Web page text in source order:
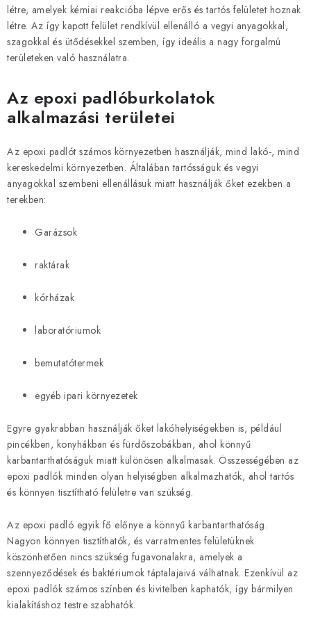
a
i
r
á
y
í
á
s
e
létre, amelyek kémiai reakcióba lépve erős és tartós felületet hoznak
létre. Az így kapott felület rendkívül ellenálló a vegyi anyagokkal,
szagokkal és ütődésekkel szemben, így ideális a nagy forgalmú
területeken való használatra.
Az epoxi padlóburkolatok
alkalmazási területei
Az epoxi padlót számos környezetben használják, mind lakó-, mind
kereskedelmi környezetben. Általában tartósságuk és vegyi
anyagokkal szembeni ellenállásuk miatt használják őket ezekben a
terekben:
Garázsok
raktárak
kórházak
laboratóriumok
bemutatótermek
egyéb ipari környezetek
Egyre gyakrabban használják őket lakóhelyiségekben is, például
pincékben, konyhákban és fürdőszobákban, ahol könnyű
karbantarthatóságuk miatt különösen alkalmasak. Összességében az
epoxi padlók minden olyan helyiségben alkalmazhatók, ahol tartós
és könnyen tisztítható felületre van szükség.
Az epoxi padló egyik fő előnye a könnyű karbantarthatóság.
Nagyon könnyen tisztíthatók, és varratmentes felületüknek
köszönhetően nincs szükség fugavonalakra, amelyek a
szennyeződések és baktériumok táptalajaivá válhatnak. Ezenkívül az
epoxi padlók számos színben és kivitelben kaphatók, így bármilyen
kialakításhoz testre szabhatók.